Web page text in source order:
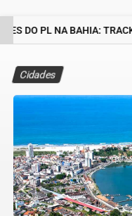
DO PL NA BAHIA:
Cidades